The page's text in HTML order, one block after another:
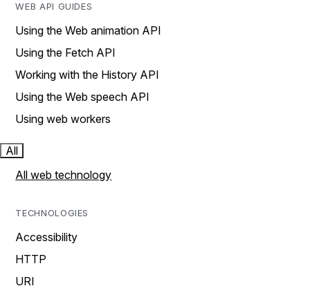
WEB API GUIDES
Using the Web animation API
Using the Fetch API
Working with the History API
Using the Web speech API
Using web workers
All
All web technology
TECHNOLOGIES
Accessibility
HTTP
URI